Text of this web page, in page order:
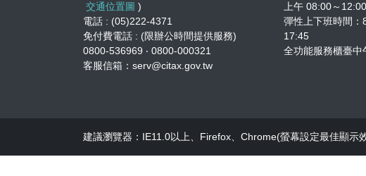
交通位置圖 )
電話 : (05)222-4371
免付費電話 : (限辦公時間提供服務)
0800-536969 ‧ 0800-000321
客服信箱：serv@citax.gov.tw
上午 08:00～
彈性上下班時間：
17:45
全功能服務櫃臺中
建議瀏覽器：IE11.0以上、Firefox、Chrome(螢幕設定最佳顯示